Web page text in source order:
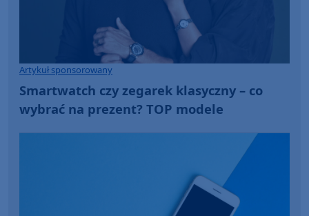
Artykuł sponsorowany
Smartwatch czy zegarek klasyczny – co
wybrać na prezent? TOP modele